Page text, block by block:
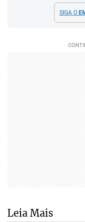
SIGA O
Leia Mais